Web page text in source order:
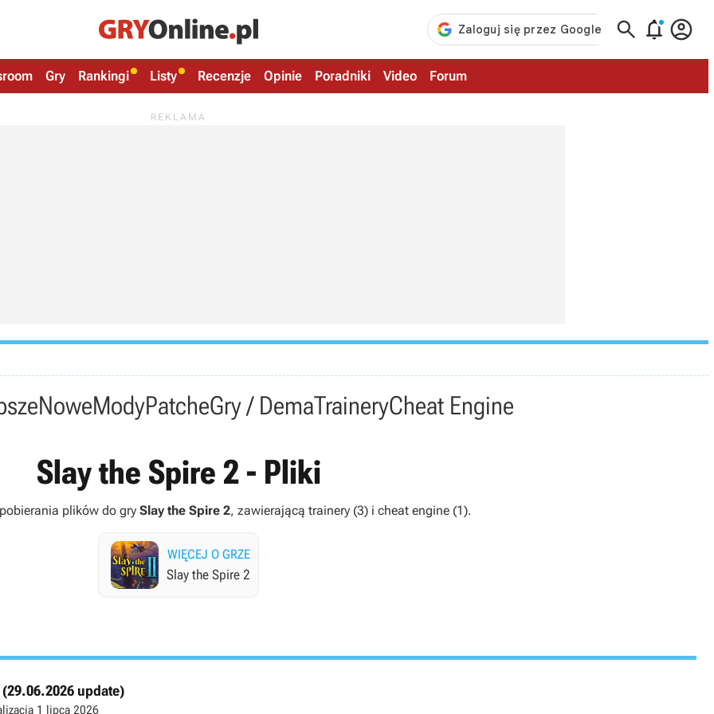
  
Gry Rankingi Listy Recenzje Opinie Poradniki Video Forum
NoweModyPatcheGry / DemaTraineryCheat Engine
Slay the Spire 2 - Pliki
plików do gry Slay the Spire 2, zawierającą trainery (3) i cheat engine (1).
WIĘCEJ O GRZE
Slay the Spire 2
update)
1 lipca 2026